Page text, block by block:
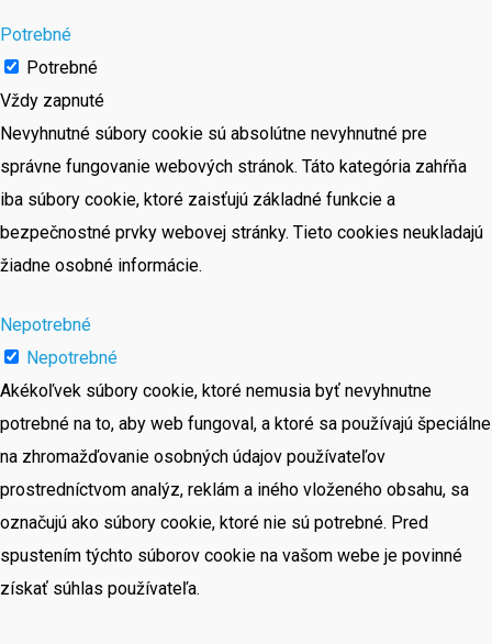
Potrebné
Potrebné
Vždy zapnuté
Nevyhnutné súbory cookie sú absolútne nevyhnutné pre
správne fungovanie webových stránok. Táto kategória zahŕňa
iba súbory cookie, ktoré zaisťujú základné funkcie a
bezpečnostné prvky webovej stránky. Tieto cookies neukladajú
žiadne osobné informácie.
Nepotrebné
Nepotrebné
Akékoľvek súbory cookie, ktoré nemusia byť nevyhnutne
potrebné na to, aby web fungoval, a ktoré sa používajú špeciálne
na zhromažďovanie osobných údajov používateľov
prostredníctvom analýz, reklám a iného vloženého obsahu, sa
označujú ako súbory cookie, ktoré nie sú potrebné. Pred
spustením týchto súborov cookie na vašom webe je povinné
získať súhlas používateľa.